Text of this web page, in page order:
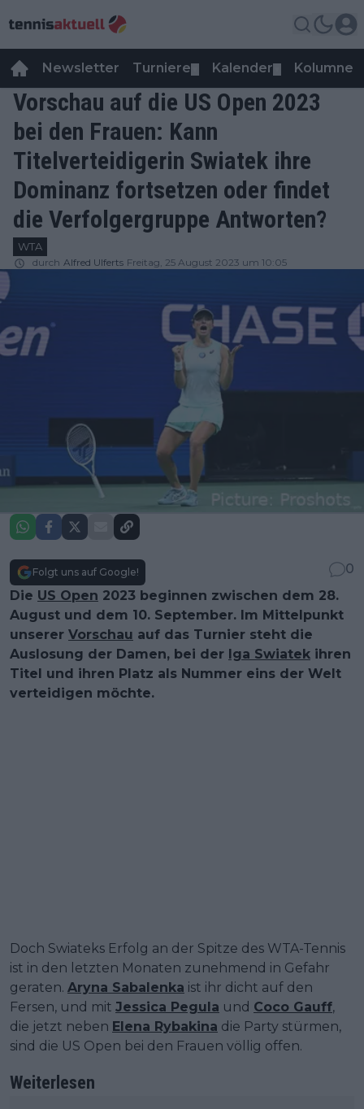
Newsletter Turniere Kalender Kolumnen
Vorschau auf die US Open 2023
bei den Frauen: Kann
Titelverteidigerin Swiatek ihre
Dominanz fortsetzen oder findet
die Verfolgergruppe Antworten?
WTA
durch Alfred Ulferts Freitag, 25 August 2023 um 10:05
Folgt uns auf Google!
0
Die US Open 2023 beginnen zwischen dem 28.
August und dem 10. September. Im Mittelpunkt
unserer Vorschau auf das Turnier steht die
Auslosung der Damen, bei der Iga Swiatek ihren
Titel und ihren Platz als Nummer eins der Welt
verteidigen möchte.
Doch Swiateks Erfolg an der Spitze des WTA-Tennis
ist in den letzten Monaten zunehmend in Gefahr
geraten. Aryna Sabalenka ist ihr dicht auf den
Fersen, und mit Jessica Pegula und Coco Gauff,
die jetzt neben Elena Rybakina die Party stürmen,
sind die US Open bei den Frauen völlig offen.
Weiterlesen